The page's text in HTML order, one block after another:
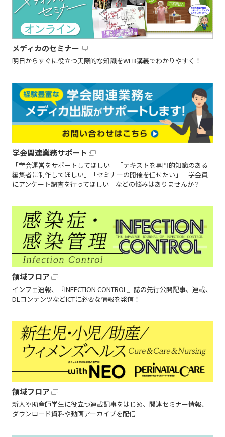
メディカのセミナー
明日からすぐに役立つ実際的な知識をWEB講義でわかりやすく！
学会関連業務サポート
「学会運営をサポートしてほしい」「テキストを専門的知識のある
編集者に制作してほしい」「セミナーの開催を任せたい」「学会員
にアンケート調査を行ってほしい」などの悩みはありませんか？
領域フロア
インフェ速報、『INFECTION CONTROL』誌の先行公開記事、連載、
DLコンテンツなどICTに必要な情報を発信！
領域フロア
新人や助産師学生に役立つ連載記事をはじめ、関連セミナー情報、
ダウンロード資料や動画アーカイブを配信